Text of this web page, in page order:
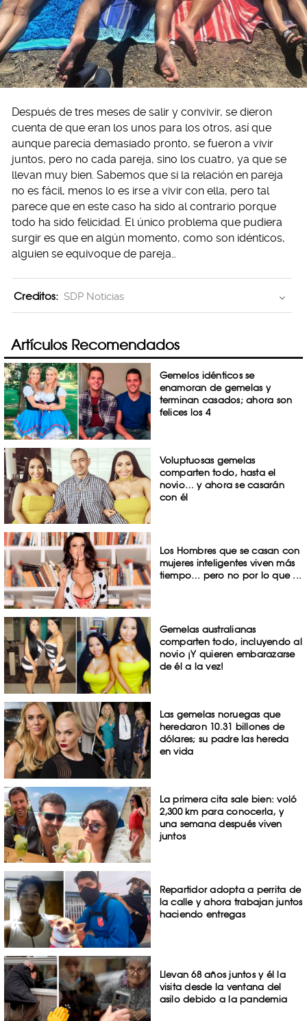
Después de tres meses de salir y convivir, se dieron
cuenta de que eran los unos para los otros, así que
aunque parecía demasiado pronto, se fueron a vivir
juntos, pero no cada pareja, sino los cuatro, ya que se
llevan muy bien. Sabemos que si la relación en pareja
no es fácil, menos lo es irse a vivir con ella, pero tal
parece que en este caso ha sido al contrario porque
todo ha sido felicidad. El único problema que pudiera
surgir es que en algún momento, como son idénticos,
alguien se equivoque de pareja…
Creditos: SDP Noticias
Artículos Recomendados
Gemelos idénticos se
enamoran de gemelas y
terminan casados; ahora son
felices los 4
Voluptuosas gemelas
comparten todo, hasta el
novio… y ahora se casarán
con él
Los Hombres que se casan con
mujeres inteligentes viven más
tiempo… pero no por lo que ...
Gemelas australianas
comparten todo, incluyendo al
novio ¡Y quieren embarazarse
de él a la vez!
Las gemelas noruegas que
heredaron 10.31 billones de
dólares; su padre las hereda
en vida
La primera cita sale bien: voló
2,300 km para conocerla, y
una semana después viven
juntos
Repartidor adopta a perrita de
la calle y ahora trabajan juntos
haciendo entregas
Llevan 68 años juntos y él la
visita desde la ventana del
asilo debido a la pandemia